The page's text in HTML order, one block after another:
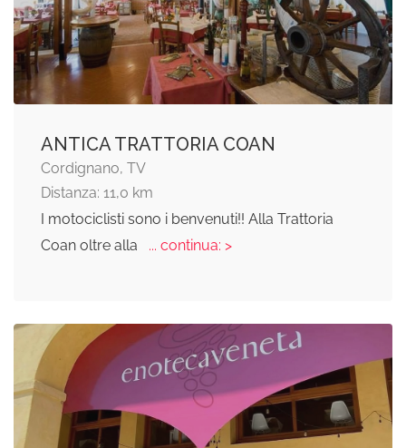
ANTICA TRATTORIA COAN
Cordignano, TV
Distanza: 11,0 km
I motociclisti sono i benvenuti!! Alla Trattoria
Coan oltre alla
... continua: >